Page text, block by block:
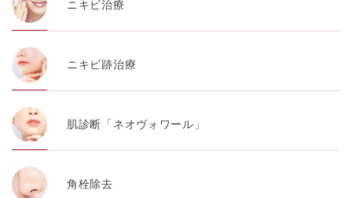
ニキビ治療
ニキビ跡治療
肌診断「ネオヴォワール」
角栓除去